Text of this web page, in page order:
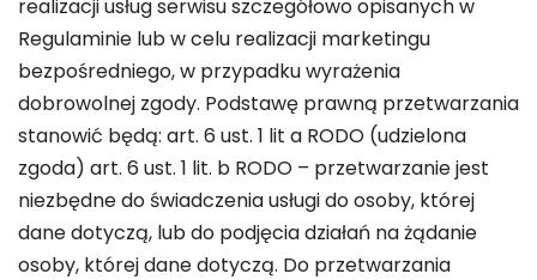
realizacji usług serwisu szczegółowo opisanych w
Regulaminie lub w celu realizacji marketingu
bezpośredniego, w przypadku wyrażenia
dobrowolnej zgody. Podstawę prawną przetwarzania
stanowić będą: art. 6 ust. 1 lit a RODO (udzielona
zgoda) art. 6 ust. 1 lit. b RODO – przetwarzanie jest
niezbędne do świadczenia usługi do osoby, której
dane dotyczą, lub do podjęcia działań na żądanie
osoby, której dane dotyczą. Do przetwarzania